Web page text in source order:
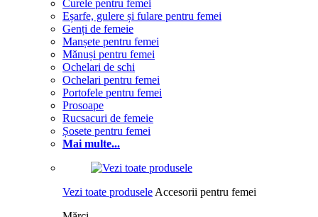
Curele pentru femei
Eșarfe, gulere și fulare pentru femei
Genți de femeie
Manșete pentru femei
Mănuși pentru femei
Ochelari de schi
Ochelari pentru femei
Portofele pentru femei
Prosoape
Rucsacuri de femeie
Șosete pentru femei
Mai multe...
Vezi toate produsele Accesorii pentru femei